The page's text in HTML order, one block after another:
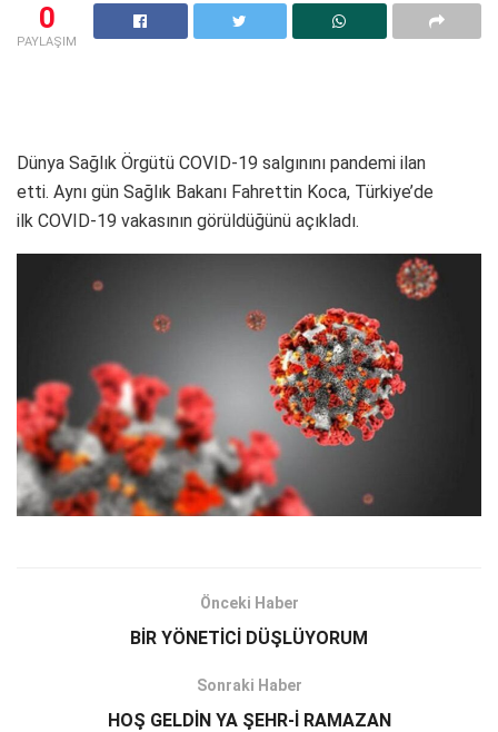
0
PAYLAŞIM
Dünya Sağlık Örgütü COVID-19 salgınını pandemi ilan
etti. Aynı gün Sağlık Bakanı Fahrettin Koca, Türkiye’de
ilk COVID-19 vakasının görüldüğünü açıkladı.
Önceki Haber
BİR YÖNETİCİ DÜŞLÜYORUM
Sonraki Haber
HOŞ GELDİN YA ŞEHR-İ RAMAZAN